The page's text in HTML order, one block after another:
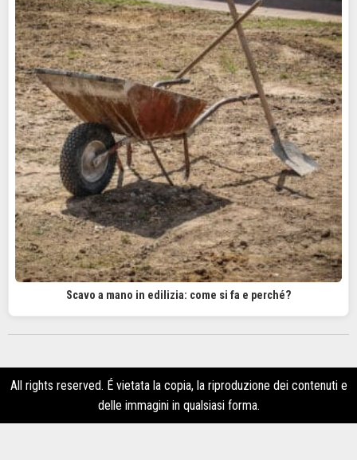
Scavo a mano in edilizia: come si fa e perché?
All rights reserved. É vietata la copia, la riproduzione dei contenuti e
delle immagini in qualsiasi forma.